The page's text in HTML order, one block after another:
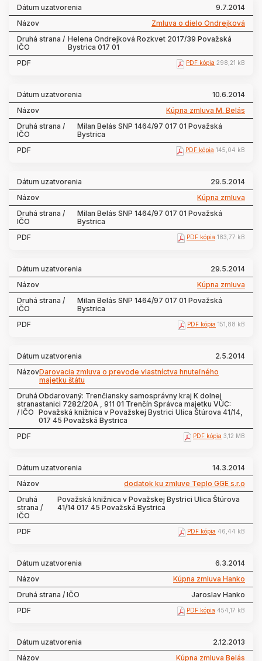
9.7.2014
Zmluva o dielo Ondrejková
Helena Ondrejková Rozkvet 2017/39 Považská
Bystrica 017 01
PDF kópia 298,21 kB
10.6.2014
Kúpna zmluva M. Belás
Milan Belás SNP 1464/97 017 01 Považská
Bystrica
PDF kópia 145,04 kB
29.5.2014
Kúpna zmluva
Milan Belás SNP 1464/97 017 01 Považská
Bystrica
PDF kópia 183,77 kB
29.5.2014
Kúpna zmluva
Milan Belás SNP 1464/97 017 01 Považská
Bystrica
PDF kópia 151,88 kB
2.5.2014
Darovacia zmluva o prevode vlastníctva hnuteľného
majetku štátu
Obdarovaný: Trenčiansky samosprávny kraj K dolnej
stanici 7282/20A , 911 01 Trenčín Správca majetku VÚC:
Považská knižnica v Považskej Bystrici Ulica Štúrova 41/14,
017 45 Považská Bystrica
PDF kópia 3,12 MB
14.3.2014
dodatok ku zmluve Teplo GGE s.r.o
Považská knižnica v Považskej Bystrici Ulica Štúrova
41/14 017 45 Považská Bystrica
PDF kópia 46,44 kB
6.3.2014
Kúpna zmluva Hanko
Jaroslav Hanko
PDF kópia 454,17 kB
2.12.2013
Kúpna zmluva Belás